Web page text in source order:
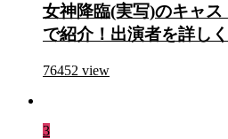
女神降臨(実写)のキャ
で紹介！出演者を詳し
76452 view
3